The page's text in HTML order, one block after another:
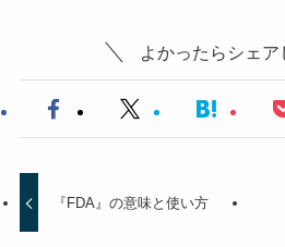
よかったらシェア
『FDA』の意味と使い方